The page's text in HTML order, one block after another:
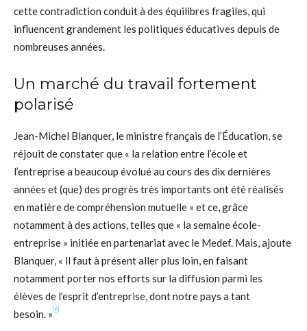
cette contradiction conduit à des équilibres fragiles, qui
influencent grandement les politiques éducatives depuis de
nombreuses années.
Un marché du travail fortement
polarisé
Jean-Michel Blanquer, le ministre français de l’Éducation, se
réjouit de constater que « la relation entre l’école et
l’entreprise a beaucoup évolué au cours des dix dernières
années et (que) des progrès très importants ont été réalisés
en matière de compréhension mutuelle » et ce, grâce
notamment à des actions, telles que « la semaine école-
entreprise » initiée en partenariat avec le Medef. Mais, ajoute
Blanquer, « ll faut à présent aller plus loin, en faisant
notamment porter nos efforts sur la diffusion parmi les
élèves de l’esprit d’entreprise, dont notre pays a tant
besoin. »[6]